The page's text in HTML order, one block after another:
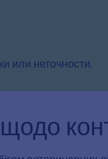
или неточности.